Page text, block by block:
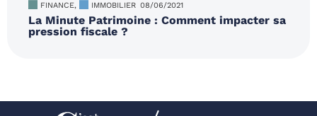
FINANCE, IMMOBILIER 08/06/2021
La Minute Patrimoine : Comment impacter sa
pression fiscale ?